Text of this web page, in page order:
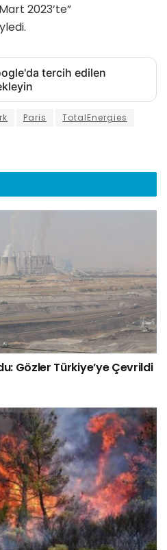
2023’te”
tercih edilen
Paris
TotalEnergies
Gözler Türkiye’ye Çevrildi